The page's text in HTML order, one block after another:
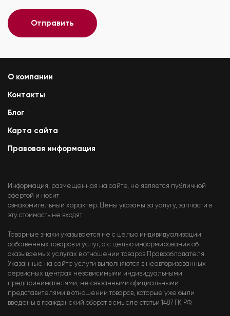
Отправить
О компании
Контакты
Блог
Карта сайта
Правовая информация
Информация, размещенная на сайте, не является публичной
офертой и носит
ознакомительный характер. Цены указаны за услугу, запчасти в
эту стоимость не входят
Товарные знаки указывается не с целью индивидуализации
собственных товаров и услуг, а с целью информирования об
оказываемых услугах в отношении товаров Правообладателя.
Указанные на сайте услуги выполняются в неавторизованных
сервисных центрах независимыми индивидуальными
предпринимателями, не связанными официальными
представителями в отношении товаров, которые уже были
введены в гражданский оборот в смысле статьи 1487 ГК РФ.